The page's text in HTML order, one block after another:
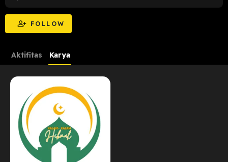
FOLLOW
Aktifitas Karya